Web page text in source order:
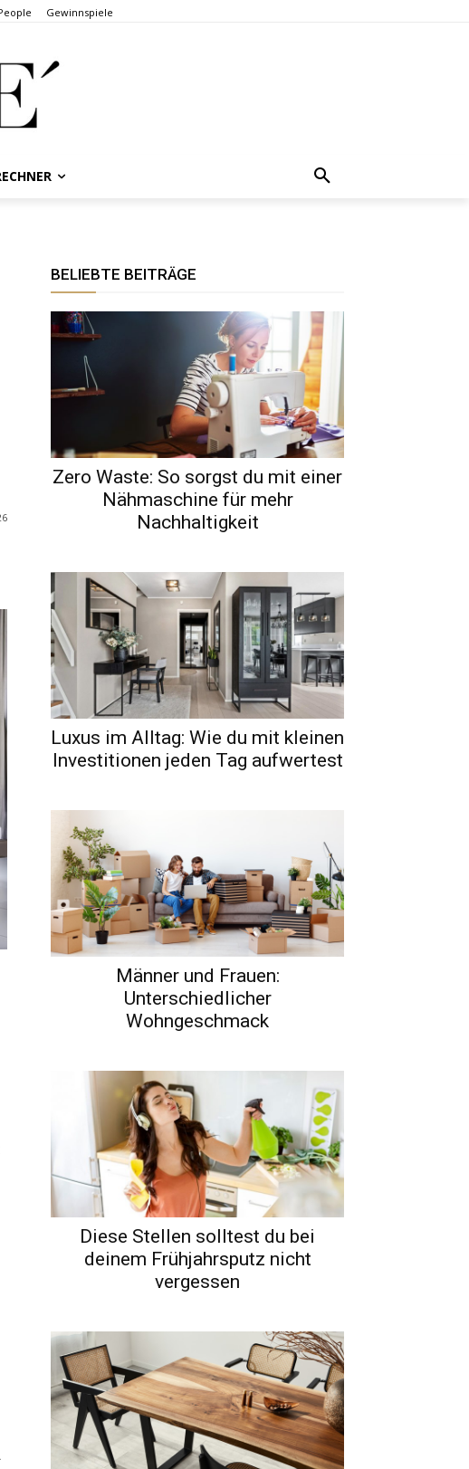
Gewinnspiele
BELIEBTE BEITRÄGE
Zero Waste: So sorgst du mit einer
Nähmaschine für mehr
Nachhaltigkeit
Luxus im Alltag: Wie du mit kleinen
Investitionen jeden Tag aufwertest
Männer und Frauen:
Unterschiedlicher
Wohngeschmack
Diese Stellen solltest du bei
deinem Frühjahrsputz nicht
vergessen